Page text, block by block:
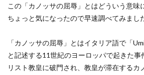
この「カノッサの屈辱」とはどういう意味
ちょっと気になったので早速調べてみまし
「カノッサの屈辱」とはイタリア語で「
と記述する11世紀のヨーロッパで起きた事
リスト教皇に破門され、教皇が滞在するカ